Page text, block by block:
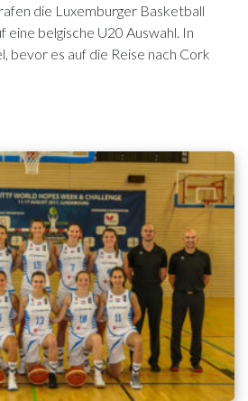
die Luxemburger Basketball
eine belgische U20 Auswahl. In
bevor es auf die Reise nach Cork